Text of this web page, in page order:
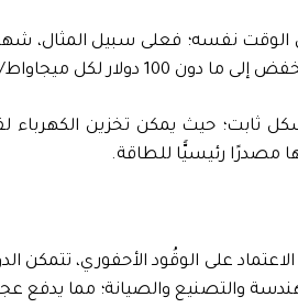
الوقت نفسه؛ فعلى سبيل المثال،
ثابت؛ حيث يمكن تخزين
مصدرًا رئيسيًّا للطاقة.
على الوقُود الأحفوري، تتمكن
والتصنيع والصيانة؛ مما يدفع